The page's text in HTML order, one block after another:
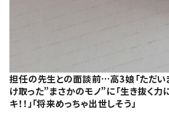
担任の先生との面談前…高3娘「ただ
け取った”まさかのモノ”に「生き抜く力
キ！！」「将来めっちゃ出世しそう」